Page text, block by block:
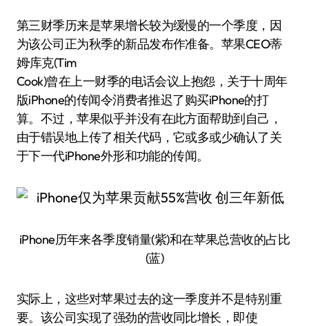
第三财季历来是苹果增长较为缓慢的一个季度，因
为该公司正为秋季的新品发布作准备。苹果CEO蒂
姆·库克(Tim
Cook)曾在上一财季的电话会议上抱怨，关于十周年
版iPhone的传闻令消费者推迟了购买iPhone的打
算。不过，苹果似乎并没有在此方面帮助到自己，
由于错误地上传了相关代码，它或多或少确认了关
于下一代iPhone外形和功能的传闻。
iPhone历年来各季度销量(紫)和在苹果总营收的占比
(蓝)
实际上，这些对苹果过去的这一季度并不是特别重
要。该公司实现了强劲的营收同比增长，即使